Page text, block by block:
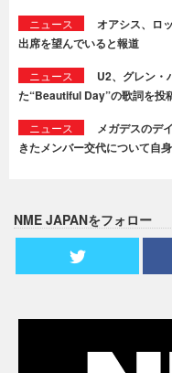
ニュース
オアシス、ロ
出席を望んでいると報道
ニュース
U2、グレン・
た“Beautiful Day”の歌詞を投
ニュース
メガデスのデ
きたメンバー交代について自
NME JAPANをフォロー